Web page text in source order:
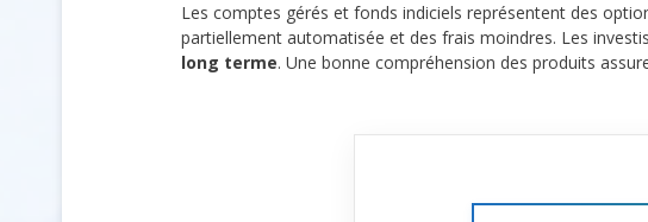
Les comptes gérés et fonds indiciels représentent des
partiellement automatisée et des frais moindres. Les
long terme. Une bonne compréhension des produits